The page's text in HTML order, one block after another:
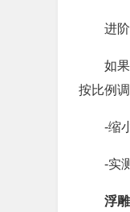
进
如
按比例
-缩
-实
浮